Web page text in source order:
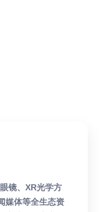
镜、XR光学方
媒体等全生态资